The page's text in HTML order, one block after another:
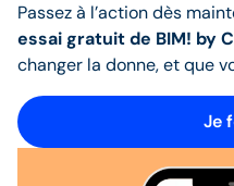
Passez à l’action dès
essai gratuit de BIM! by
changer la donne, et que
Je